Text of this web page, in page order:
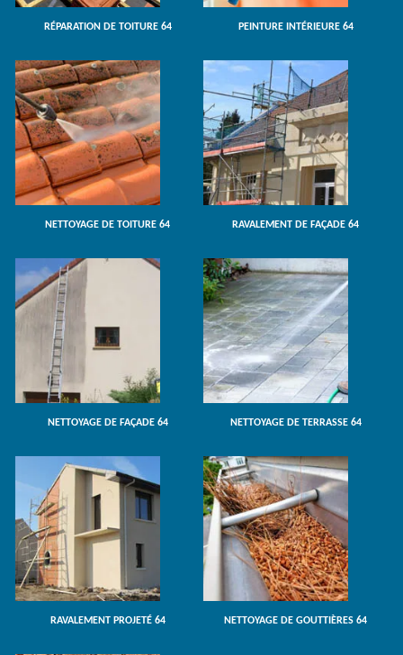
RÉPARATION DE TOITURE 64 PEINTURE INTÉRIEURE 64
NETTOYAGE DE TOITURE 64 RAVALEMENT DE FAÇADE 64
NETTOYAGE DE FAÇADE 64 NETTOYAGE DE TERRASSE 64
RAVALEMENT PROJETÉ 64 NETTOYAGE DE GOUTTIÈRES 64